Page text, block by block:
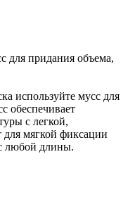
для придания объема,
используйте мусс для
обеспечивает
с легкой,
мягкой фиксации
любой длины.